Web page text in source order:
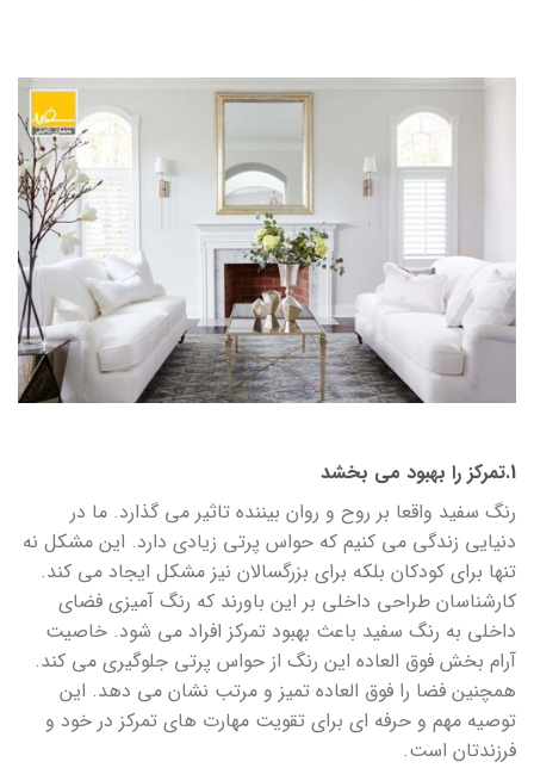
1.تمرکز را بهبود می بخشد
رنگ سفید واقعا بر روح و روان بیننده تاثیر می گذارد. ما در
دنیایی زندگی می کنیم که حواس پرتی زیادی دارد. این مشکل نه
تنها برای کودکان بلکه برای بزرگسالان نیز مشکل ایجاد می کند.
کارشناسان طراحی داخلی بر این باورند که رنگ آمیزی فضای
داخلی به رنگ سفید باعث بهبود تمرکز افراد می شود. خاصیت
آرام بخش فوق العاده این رنگ از حواس پرتی جلوگیری می کند.
همچنین فضا را فوق العاده تمیز و مرتب نشان می دهد. این
توصیه مهم و حرفه ای برای تقویت مهارت های تمرکز در خود و
فرزندتان است.